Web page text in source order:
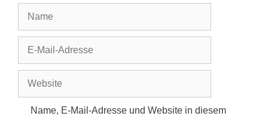
Adresse
Name, E-Mail-Adresse und Website in diesem